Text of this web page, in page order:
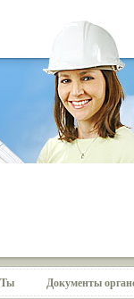
Документы